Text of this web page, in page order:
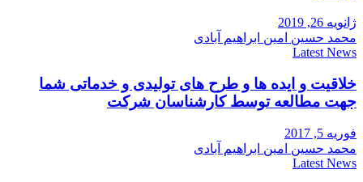
ژانویه 26, 2019
محمد حسین امین ابراهیم آبادی
Latest News
خلاقیت و ایده ها و طرح های تولیدی و خدماتی شما
جهت مطالعه توسط کارشناسان شرکت
فوریه 5, 2017
محمد حسین امین ابراهیم آبادی
Latest News